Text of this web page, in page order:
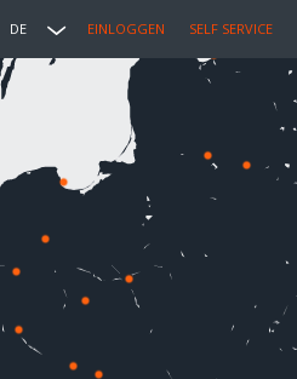
DE EINLOGGEN SELF SERVICE